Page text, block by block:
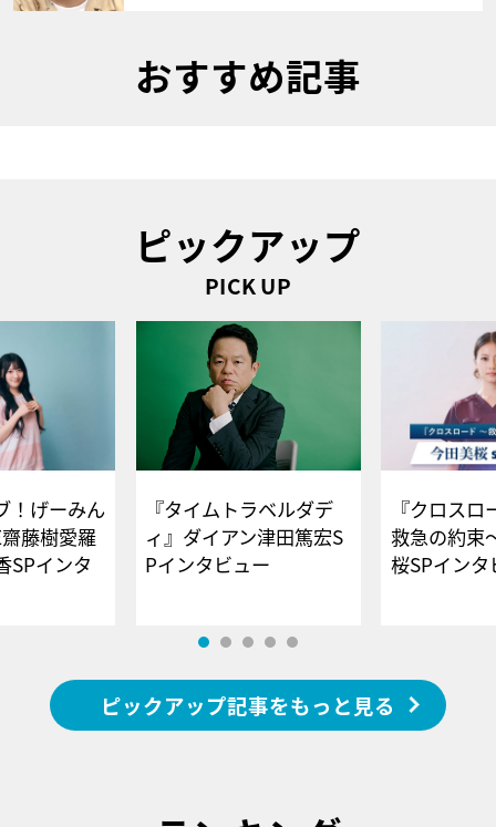
おすすめ記事
ピックアップ
PICK UP
！げーみん
藤樹愛羅
SPインタ
『タイムトラベルダデ
ィ』ダイアン津田篤宏S
Pインタビュー
『クロス
救急の約束
桜SPイ
ピックアップ記事をもっと見る